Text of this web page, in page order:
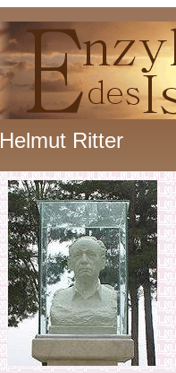
Helmut Ritter